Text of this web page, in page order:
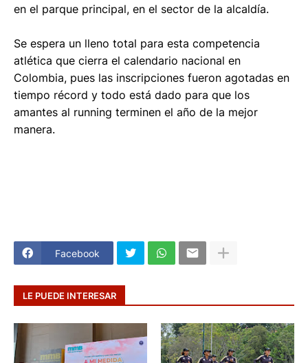
en el parque principal, en el sector de la alcaldía.
Se espera un lleno total para esta competencia
atlética que cierra el calendario nacional en
Colombia, pues las inscripciones fueron agotadas en
tiempo récord y todo está dado para que los
amantes al running terminen el año de la mejor
manera.
Facebook
LE PUEDE INTERESAR